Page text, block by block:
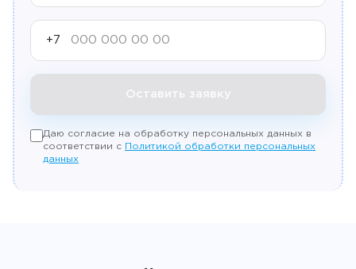
+7
Оставить заявку
Даю согласие на обработку персональных данных в
соответствии с Политикой обработки персональных
данных